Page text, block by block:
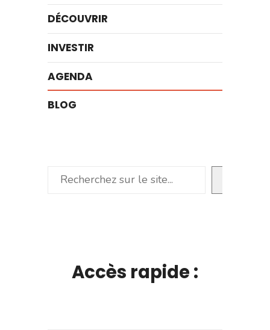
DÉCOUVRIR
INVESTIR
AGENDA
BLOG
Rechercher
Accès rapide :